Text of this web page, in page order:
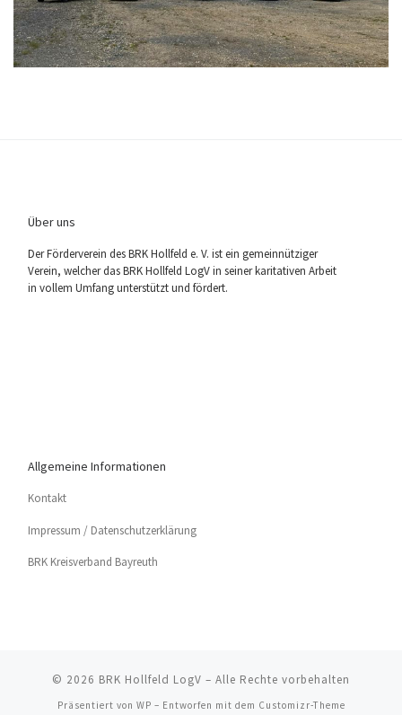
Über uns
Der För­der­ver­ein des BRK Holl­feld e. V. ist ein gemein­nüt­zi­ger
Ver­ein, wel­cher das BRK Holl­feld LogV in sei­ner kari­ta­ti­ven Arbeit
in vol­lem Umfang unter­stützt und fördert.
Allgemeine Informationen
Kon­takt
Impres­sum / Datenschutzerklärung
BRK Kreis­ver­band Bayreuth
© 2026 BRK Hollfeld LogV – Alle Rechte vorbehalten
Präsentiert von WP – Entworfen mit dem Customizr-Theme